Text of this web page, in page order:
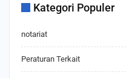
Kategori Populer
notariat
Peraturan Terkait